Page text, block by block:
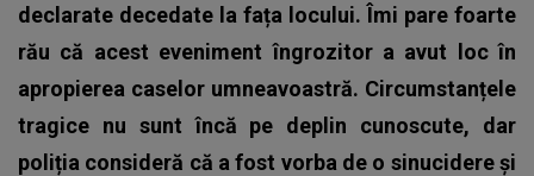
declarate decedate la fața locului. Îmi pare foarte
rău că acest eveniment îngrozitor a avut loc în
apropierea caselor umneavoastră. Circumstanțele
tragice nu sunt încă pe deplin cunoscute, dar
poliția consideră că a fost vorba de o sinucidere și